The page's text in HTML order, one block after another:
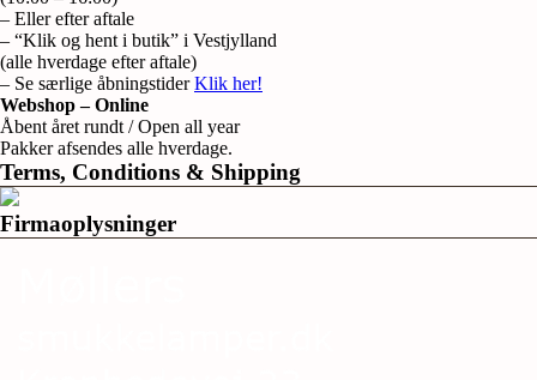
– Eller efter aftale
– “Klik og hent i butik” i Vestjylland
(alle hverdage efter aftale)
– Se særlige åbningstiderKlik her!
Webshop – Online
Åbent året rundt / Open all year
Pakker afsendes alle hverdage.
Terms, Conditions & Shipping
Firmaoplysninger